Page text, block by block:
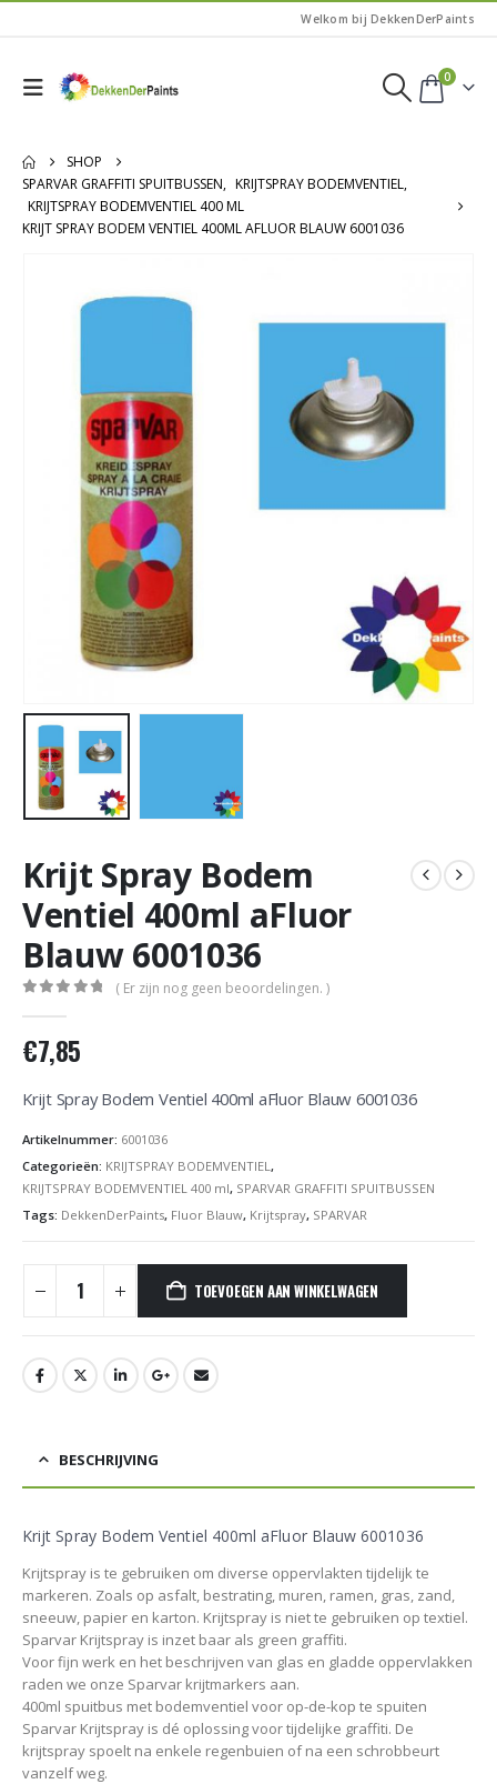
Welkom bij DekkenDerPaints
0
SHOP
SPARVAR GRAFFITI SPUITBUSSEN, KRIJTSPRAY BODEMVENTIEL,
KRIJTSPRAY BODEMVENTIEL 400 ML
KRIJT SPRAY BODEM VENTIEL 400ML AFLUOR BLAUW 6001036
Krijt Spray Bodem
Ventiel 400ml aFluor
Blauw 6001036
( Er zijn nog geen beoordelingen. )
€7,85
Krijt Spray Bodem Ventiel 400ml aFluor Blauw 6001036
Artikelnummer: 6001036
Categorieën: KRIJTSPRAY BODEMVENTIEL ,
KRIJTSPRAY BODEMVENTIEL 400 ml, SPARVAR GRAFFITI SPUITBUSSEN
Tags: DekkenDerPaints, Fluor Blauw, Krijtspray, SPARVAR
TOEVOEGEN AAN WINKELWAGEN
BESCHRIJVING
Krijt Spray Bodem Ventiel 400ml aFluor Blauw 6001036
Krijtspray is te gebruiken om diverse oppervlakten tijdelijk te
markeren. Zoals op asfalt, bestrating, muren, ramen, gras, zand,
sneeuw, papier en karton. Krijtspray is niet te gebruiken op textiel.
Sparvar Krijtspray is inzet baar als green graffiti.
Voor fijn werk en het beschrijven van glas en gladde oppervlakken
raden we onze Sparvar krijtmarkers aan.
400ml spuitbus met bodemventiel voor op-de-kop te spuiten
Sparvar Krijtspray is dé oplossing voor tijdelijke graffiti. De
krijtspray spoelt na enkele regenbuien of na een schrobbeurt
vanzelf weg.